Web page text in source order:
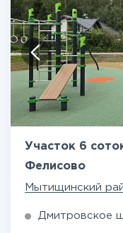
Участок 6
Фелисово
Мытищинский
Дмитровское